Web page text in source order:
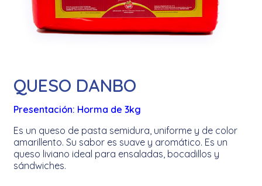
DESCUBRÍ
COTAHUA
PRODUCTOS
CONTACTO
QUESO DANBO
Presentación: Horma de 3kg
Es un queso de pasta semidura, uniforme y de color
amarillento. Su sabor es suave y aromático. Es un
queso liviano ideal para ensaladas, bocadillos y
sándwiches.